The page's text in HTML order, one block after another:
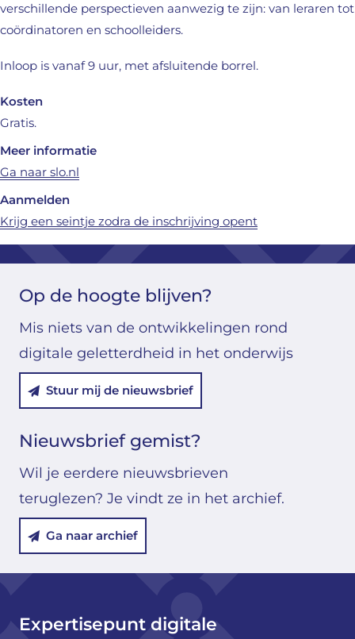
verschillende perspectieven aanwezig te zijn: van leraren tot
coördinatoren en schoolleiders.
Inloop is vanaf 9 uur, met afsluitende borrel.
Kosten
Gratis.
Meer informatie
Ga naar slo.nl
Aanmelden
Krijg een seintje zodra de inschrijving opent(opent in nieuw
Op de hoogte blijven?
Mis niets van de ontwikkelingen rond
digitale geletterdheid in het onderwijs
Stuur mij de nieuwsbrief
Nieuwsbrief gemist?
Wil je eerdere nieuwsbrieven
teruglezen? Je vindt ze in het archief.
Ga naar archief
Expertisepunt digitale